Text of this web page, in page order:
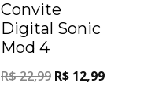
Convite
Digital Sonic
Mod 4
R$22,99 R$ 12,99